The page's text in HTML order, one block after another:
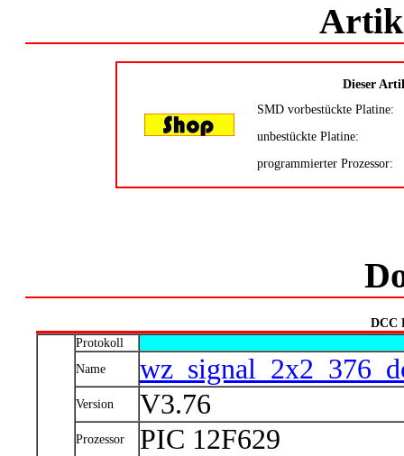
Dieser
SMD vorbestückte Platine:
unbestückte Platine:
programmierter Prozessor:
DCC
Protokoll
Name
Version V3.76
Prozessor PIC 12F629